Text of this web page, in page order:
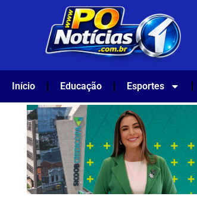
Início Educação Esportes